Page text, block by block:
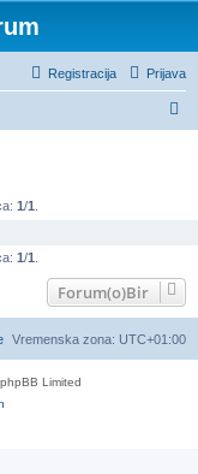
Prijava
Registracija
ž
i
1/1
1/1
Forum(o)Bir
Vremenska zona: UTC+01:00
Limited